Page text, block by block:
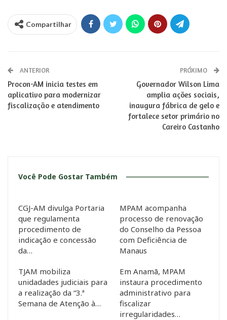
Compartilhar
ANTERIOR
Procon-AM inicia testes em
aplicativo para modernizar
fiscalização e atendimento
PRÓXIMO
Governador Wilson Lima
amplia ações sociais,
inaugura fábrica de gelo e
fortalece setor primário no
Careiro Castanho
Você Pode Gostar Também
CGJ-AM divulga Portaria
que regulamenta
procedimento de
indicação e concessão
da…
MPAM acompanha
processo de renovação
do Conselho da Pessoa
com Deficiência de
Manaus
TJAM mobiliza
unidadades judiciais para
a realização da “3.ª
Semana de Atenção à…
Em Anamã, MPAM
instaura procedimento
administrativo para
fiscalizar
irregularidades…